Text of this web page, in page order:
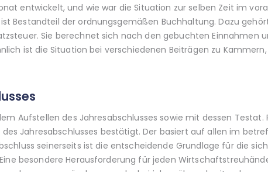
entwickelt, und wie war die Situation zur selben Zeit im
Bestandteil der ordnungsgemäßen Buchhaltung. Dazu
Sie berechnet sich nach den gebuchten Einnahmen
ist die Situation bei verschiedenen Beiträgen zu Kammern,
Aufstellen des Jahresabschlusses sowie mit dessen Testat.
Jahresabschlusses bestätigt. Der basiert auf allen im
seinerseits ist die entscheidende Grundlage für die
besondere Herausforderung für jeden